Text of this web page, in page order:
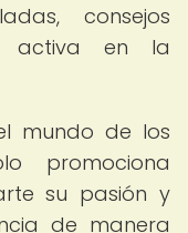
consejos
activa en la
mundo de los
promociona
su pasión y
de manera